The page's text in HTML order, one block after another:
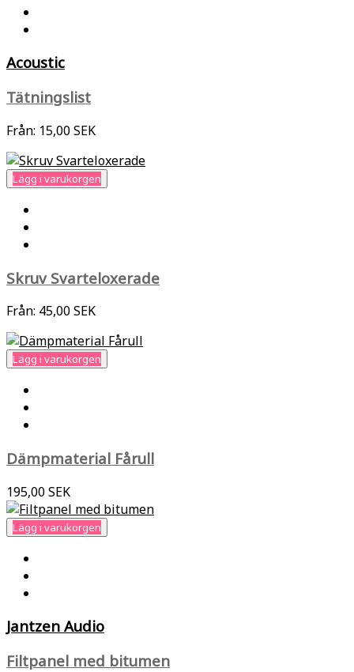
Acoustic
Tätningslist
Från: 15,00 SEK
Lägg i varukorgen
Skruv Svarteloxerade
Från: 45,00 SEK
Lägg i varukorgen
Dämpmaterial Fårull
195,00 SEK
Lägg i varukorgen
Jantzen Audio
Filtpanel med bitumen